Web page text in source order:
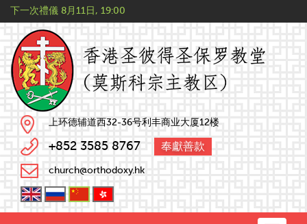
下一次禮儀 8月11日, 19:00
上环德辅道西32-36号利丰商业大厦12楼
+852 3585 8767 奉獻善款
church@orthodoxy.hk